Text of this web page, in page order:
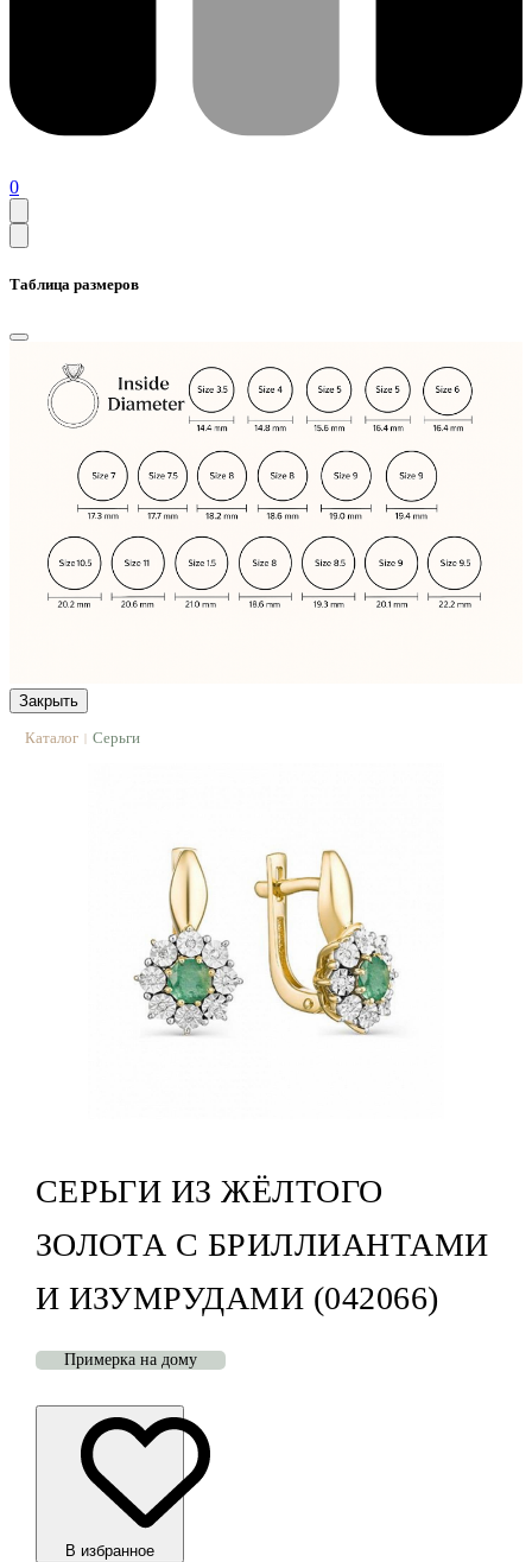
0
Таблица размеров
Закрыть
Каталог | Серьги
СЕРЬГИ ИЗ ЖЁЛТОГО
ЗОЛОТА С БРИЛЛИАНТАМИ
И ИЗУМРУДАМИ (042066)
Примерка на дому
В избранноe